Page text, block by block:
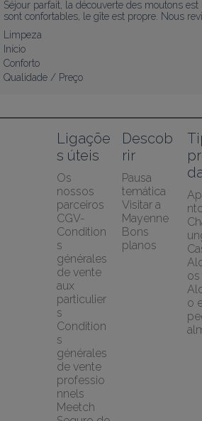
Séjour parfait, la découverte des moutons
sont confortables, le gîte est propre. Nous
Limpeza
Início
Conforto
Qualidade / Preço
Ligaçõe
s úteis
Os
nossos
parceiros
CGV-
Condition
s
générales
de vente
aux
particulier
s
Condition
s
générales
de vente
professio
nnels
Meetch
Descob
rir
Pausa
temática
Visitar a
Mayenne
Bons
planos
os
o